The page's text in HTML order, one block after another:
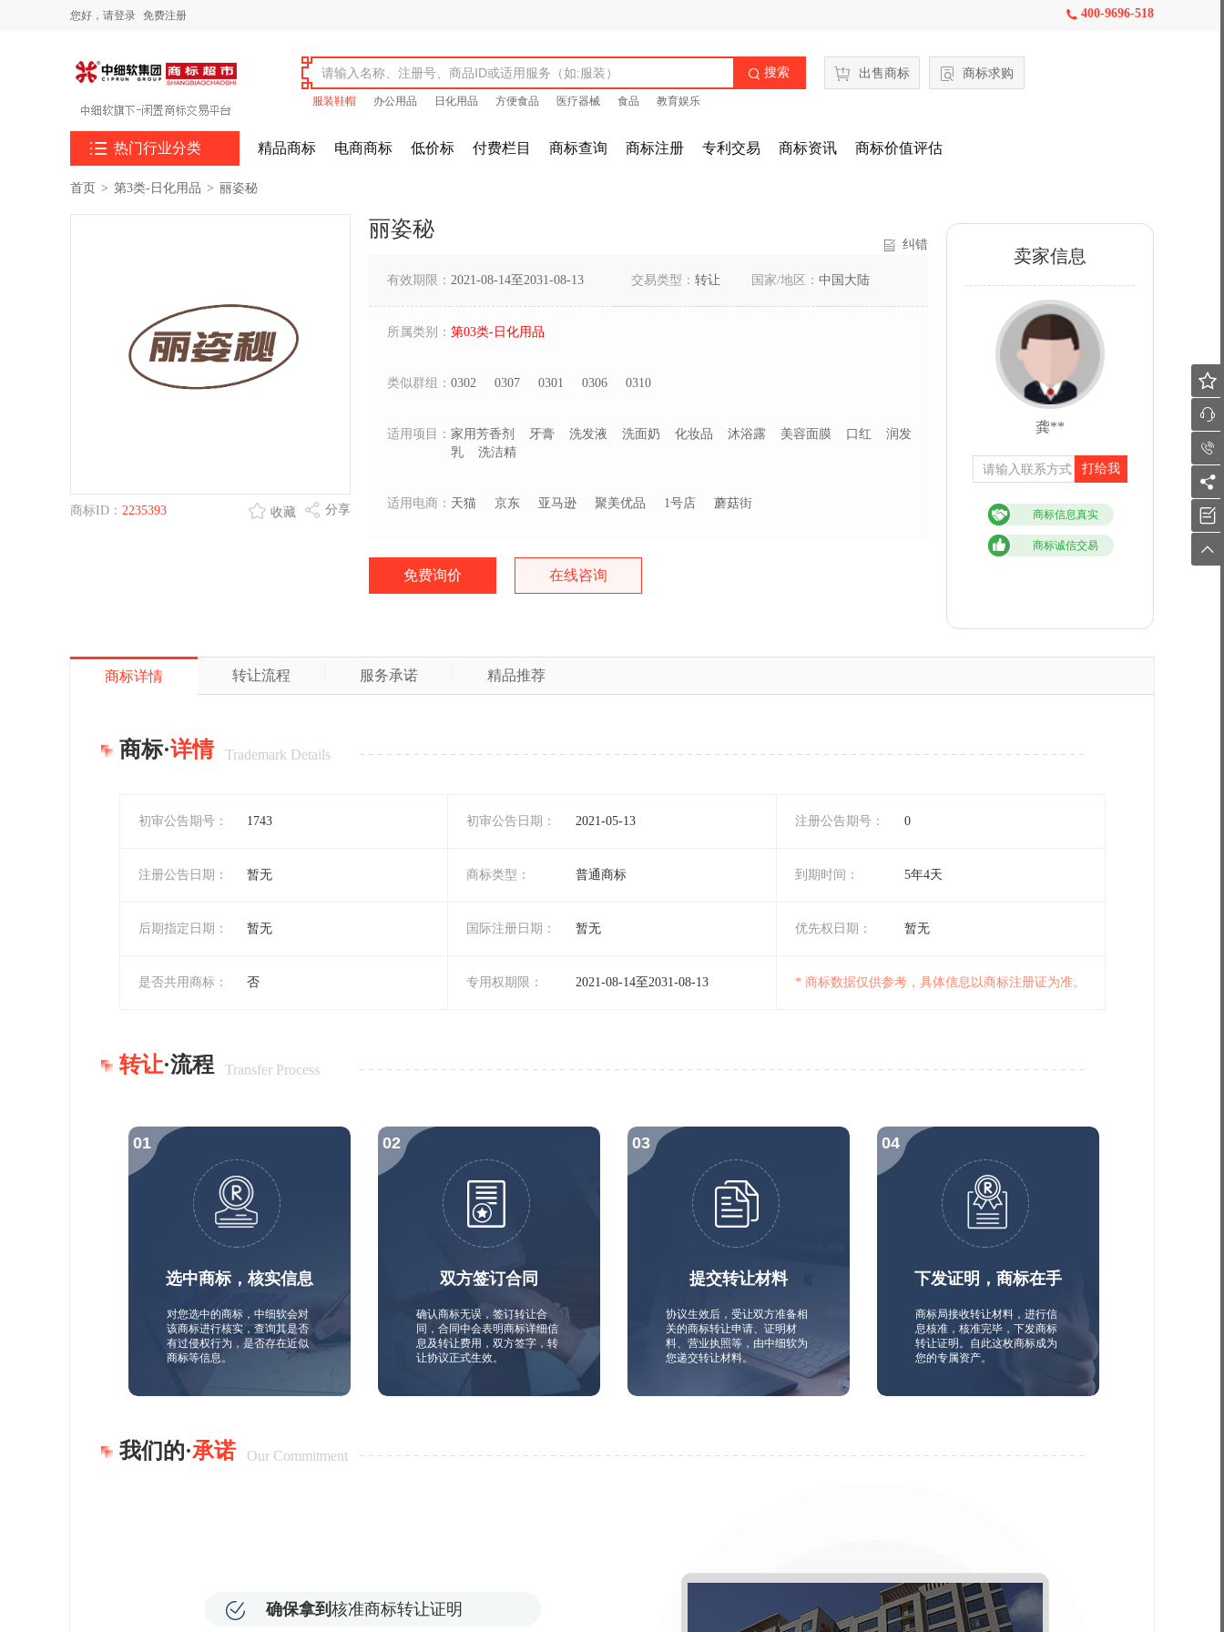
您好， 请登录 免费注册  400-9696-518
 搜索
服装鞋帽 办公用品 日化用品 方便食品 医疗器械 食品 教育娱乐
出售商标 商标求购
 热门行业分类 精品商标 电商商标 低价标 付费栏目 商标查询 商标注册 专利交易 商标资讯 商标价值评估
首页 > 第3类-日化用品 > 丽姿秘
商标ID： 2235393 分享
收藏
丽姿秘
纠错
有效期限： 2021-08-14至2031-08-13 交易类型： 转让 国家/地区： 中国大陆
所属类别： 第03类-日化用品
类似群组： 0302 0307 0301 0306 0310
适用项目： 家用芳香剂 牙膏 洗发液 洗面奶 化妆品 沐浴露 美容面膜 口红
润发
乳
洗洁精
适用电商： 天猫 京东 亚马逊 聚美优品 1号店 蘑菇街
免费询价 在线咨询
卖家信息
龚**
打给我
商标信息真实
商标诚信交易
商标详情 转让流程 服务承诺 精品推荐
商标·详情 Trademark Details
初审公告期号： 1743 初审公告日期： 2021-05-13 注册公告期号： 0
注册公告日期： 暂无 商标类型： 普通商标 到期时间： 5年4天
后期指定日期： 暂无 国际注册日期： 暂无 优先权日期： 暂无
是否共用商标： 否 专用权期限： 2021-08-14至2031-08-13 * 商标数据仅供参考，具体信息以商标注册证为准。
转让·流程 Transfer Process
选中商标，核实信息
对您选中的商标，中细软会对
该商标进行核实，查询其是否
有过侵权行为，是否存在近似
商标等信息。
双方签订合同
确认商标无误，签订转让合
同，合同中会表明商标详细信
息及转让费用，双方签字，转
让协议正式生效。
提交转让材料
协议生效后，受让双方准备相
关的商标转让申请、证明材
料、营业执照等，由中细软为
您递交转让材料。
下发证明，商标在手
商标局接收转让材料，进行信
息核准，核准完毕，下发商标
转让证明。自此这枚商标成为
您的专属资产。
我们的·承诺 Our Commitment
确保拿到 核准商标转让证明





